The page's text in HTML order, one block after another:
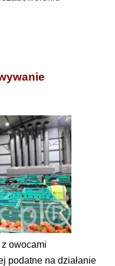
owocami
podatne na działanie